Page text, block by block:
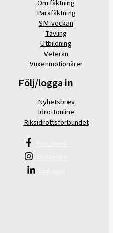
Om fäktning
Parafäktning
SM-veckan
Tävling
Utbildning
Veteran
Vuxenmotionärer
Följ/logga in
Nyhetsbrev
Idrottonline
Riksidrottsförbundet